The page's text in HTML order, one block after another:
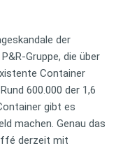
der
Gruppe, die über
Container
600.000 der 1,6
gibt es
machen. Genau das
derzeit mit